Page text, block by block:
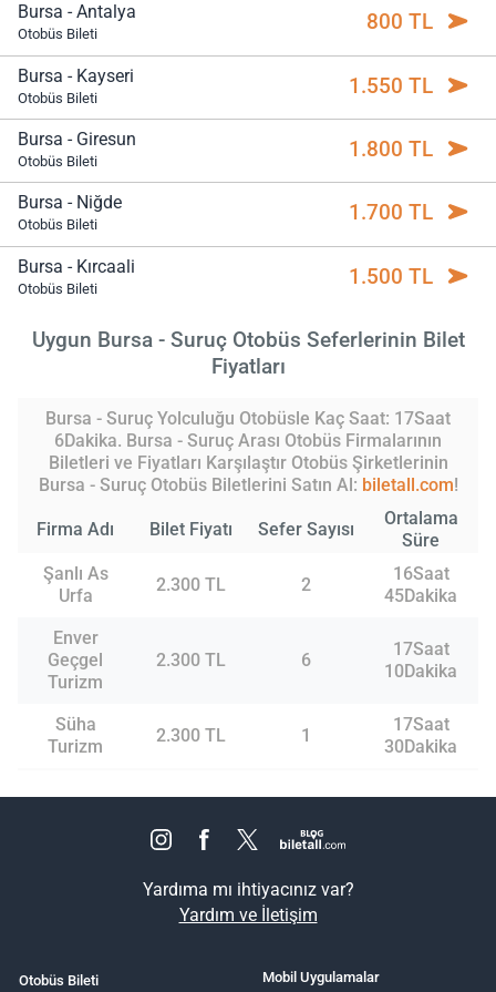
Bursa - Antalya
Otobüs Bileti 800 TL
Bursa - Kayseri
Otobüs Bileti 1.550 TL
Bursa - Giresun
Otobüs Bileti 1.800 TL
Bursa - Niğde
Otobüs Bileti 1.700 TL
Bursa - Kırcaali
Otobüs Bileti 1.500 TL
Uygun Bursa - Suruç Otobüs Seferlerinin Bilet
Fiyatları
Bursa - Suruç Yolculuğu Otobüsle Kaç Saat: 17Saat
6Dakika. Bursa - Suruç Arası Otobüs Firmalarının
Biletleri ve Fiyatları Karşılaştır Otobüs Şirketlerinin
Bursa - Suruç Otobüs Biletlerini Satın Al: biletall.com!
Firma Adı Bilet Fiyatı Sefer Sayısı
Ortalama
Süre
Şanlı As
Urfa
2.300 TL 2
16Saat
45Dakika
Enver
Geçgel
Turizm
2.300 TL 6
17Saat
10Dakika
Süha
Turizm
2.300 TL 1
17Saat
30Dakika
Yardıma mı ihtiyacınız var?
Yardım ve İletişim
Otobüs Bileti
Mobil Uygulamalar